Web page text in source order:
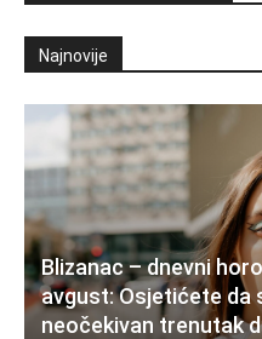
Najnovije
Blizanac – dnevni
avgust: Osjetićete da
neočekivan trenutak